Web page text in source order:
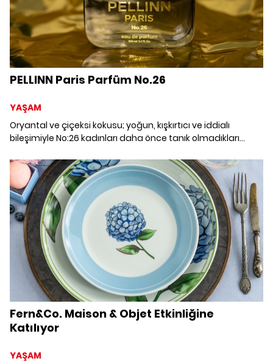
PELLINN Paris Parfüm No.26
YAŞAM
Oryantal ve çiçeksi kokusu; yoğun, kışkırtıcı ve iddialı
bileşimiyle No:26 kadınları daha önce tanık olmadıkları
Fern&Co. Maison & Objet Etkinliğine
Katılıyor
YAŞAM